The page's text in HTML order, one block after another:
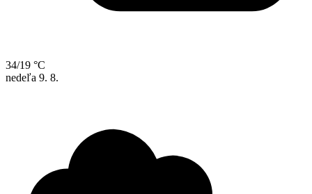
34/19 °C
nedeľa 9. 8.